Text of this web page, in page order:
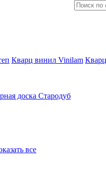
Кварц винил Vinilam
доска Стародуб
все